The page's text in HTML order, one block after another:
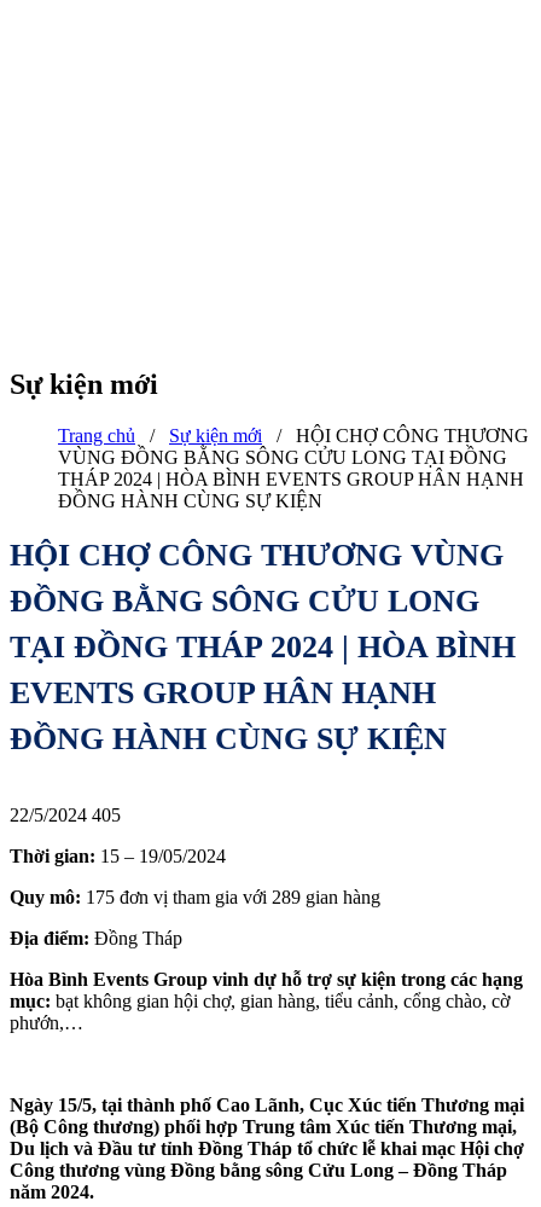
Sự kiện mới
Trang chủ / Sự kiện mới / HỘI CHỢ CÔNG THƯƠNG
VÙNG ĐỒNG BẰNG SÔNG CỬU LONG TẠI ĐỒNG
THÁP 2024 | HÒA BÌNH EVENTS GROUP HÂN HẠNH
ĐỒNG HÀNH CÙNG SỰ KIỆN
HỘI CHỢ CÔNG THƯƠNG VÙNG
ĐỒNG BẰNG SÔNG CỬU LONG
TẠI ĐỒNG THÁP 2024 | HÒA BÌNH
EVENTS GROUP HÂN HẠNH
ĐỒNG HÀNH CÙNG SỰ KIỆN
22/5/2024 405
Thời gian: 15 – 19/05/2024
Quy mô: 175 đơn vị tham gia với 289 gian hàng
Địa điểm: Đồng Tháp
Hòa Bình Events Group vinh dự hỗ trợ sự kiện trong các hạng
mục: bạt không gian hội chợ, gian hàng, tiểu cảnh, cổng chào, cờ
phướn,…
Ngày 15/5, tại thành phố Cao Lãnh, Cục Xúc tiến Thương mại
(Bộ Công thương) phối hợp Trung tâm Xúc tiến Thương mại,
Du lịch và Đầu tư tỉnh Đồng Tháp tổ chức lễ khai mạc Hội chợ
Công thương vùng Đồng bằng sông Cửu Long – Đồng Tháp
năm 2024.